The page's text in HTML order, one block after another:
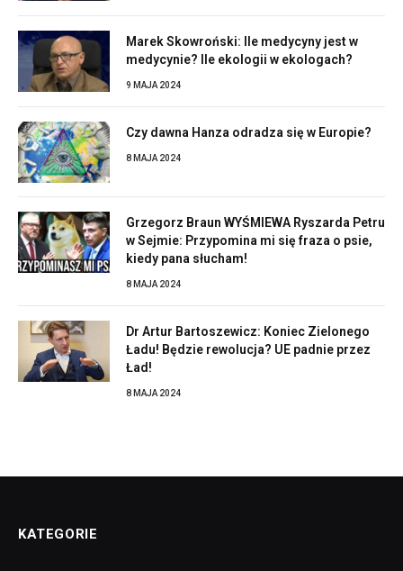
Marek Skowroński: Ile medycyny jest w
medycynie? Ile ekologii w ekologach?
9 MAJA 2024
Czy dawna Hanza odradza się w Europie?
8 MAJA 2024
Grzegorz Braun WYŚMIEWA Ryszarda Petru
w Sejmie: Przypomina mi się fraza o psie,
kiedy pana słucham!
8 MAJA 2024
Dr Artur Bartoszewicz: Koniec Zielonego
Ładu! Będzie rewolucja? UE padnie przez
Ład!
8 MAJA 2024
KATEGORIE